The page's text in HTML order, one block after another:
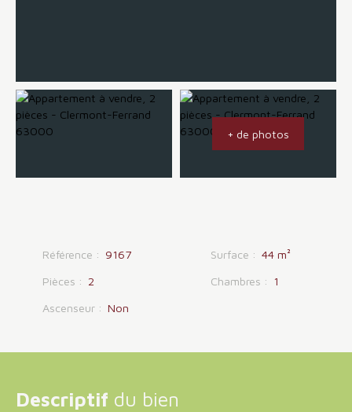
+ de photos
Référence : 9167 Surface : 44 m²
Pièces : 2 Chambres :
1
Ascenseur : Non
Descriptif du bien